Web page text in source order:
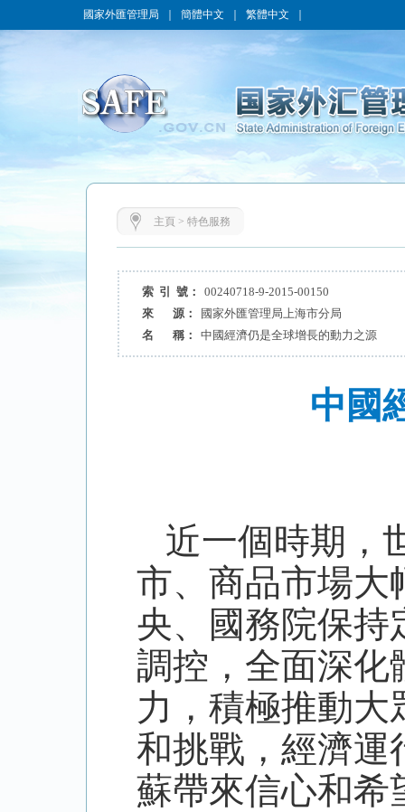
國家外匯管理局 簡體中文 繁體中文
主頁 > 特色服務
索 引 號：
00240718-9-2015-00150
來 源：
國家外匯管理局上海市分局
名 稱：
中國經濟仍是全球增長的動力之源
中國
近一個時期，
市、商品市場大
央、國務院保持
調控，全面深化
力，積極推動
和挑戰，經濟運
蘇帶來信心和希